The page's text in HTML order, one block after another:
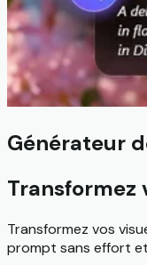
Générateur
Transformez
Transformez vos
prompt sans effort